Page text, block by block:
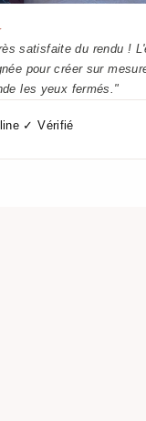
satisfaite du rendu !
pour créer sur
les yeux fermés."
✓ Vérifié